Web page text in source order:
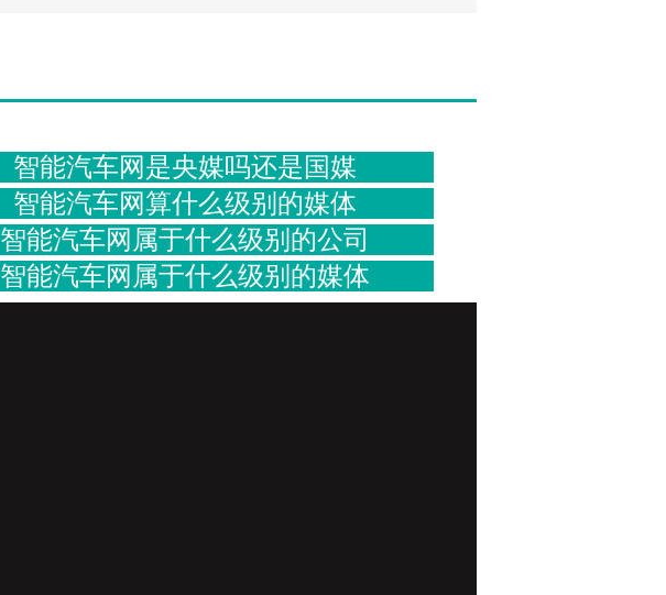
智能汽车网是央媒吗还是国媒
智能汽车网算什么级别的媒体
智能汽车网属于什么级别的公司
智能汽车网属于什么级别的媒体